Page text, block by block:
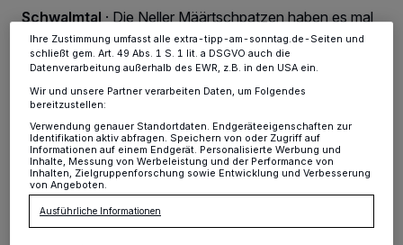
Schwalmtal·Die Neller Määrtschpatzen haben es mal
wieder geschafft das zu tun, wofür sie sich 2014
zusammengefunden haben: Schwalmtaler Bürgern
etwas Gutes zu tun. Die Neller Määrtschpatzen sind
eine Gruppe, die sich zur Weihnachtszeit auf die Bühne
stellt, gerne singt, sketcht, oder etwas literarisches
darbringt.
21.12.2022 , 14:32 Uhr Eine Minute Lesezeit
Informationen finden Sie in unserer Datenschutzerklärung.
Ihre Zustimmung umfasst alle extra-tipp-am-sonntag.de-Seiten und
schließt gem. Art. 49 Abs. 1 S. 1 lit. a DSGVO auch die
Datenverarbeitung außerhalb des EWR, z.B. in den USA ein.
Wir und unsere Partner verarbeiten Daten, um Folgendes
bereitzustellen:
Verwendung genauer Standortdaten. Endgeräteeigenschaften zur
Identifikation aktiv abfragen. Speichern von oder Zugriff auf
Informationen auf einem Endgerät. Personalisierte Werbung und
Inhalte, Messung von Werbeleistung und der Performance von
Inhalten, Zielgruppenforschung sowie Entwicklung und Verbesserung
von Angeboten.
Ausführliche Informationen